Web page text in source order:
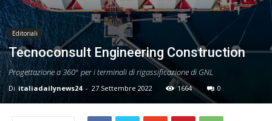
News
Editoriali
Tecnoconsult Engineering Construction
Progettazione a 360° per i terminali di rigassificazione di GNL
Di italiadailynews24 - 27 Settembre 2022 1664 0